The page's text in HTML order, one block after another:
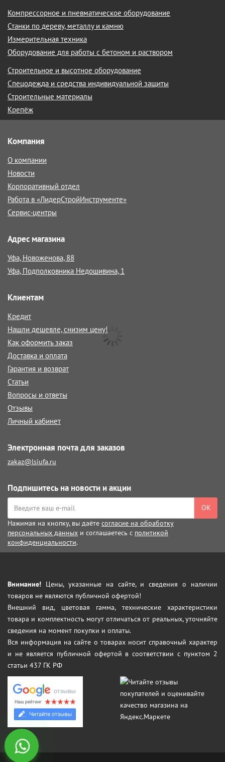
Компрессорное и пневматическое оборудование
Станки по дереву, металлу и камню
Измерительная техника
Оборудование для работы с бетоном и раствором
Строительное и высотное оборудование
Спецодежда и средства индивидуальной защиты
Строительные материалы
Крепёж
Компания
О компании
Новости
Корпоративный отдел
Работа в «ЛидерСтройИнструменте»
Сервис-центры
Адрес магазина
Уфа, Новоженова, 88
Уфа, Подполковника Недошивина, 1
Клиентам
Кредит
Нашли дешевле, снизим цену!
Как оформить заказ
Доставка и оплата
Гарантия и возврат
Статьи
Вопросы и ответы
Отзывы
Личный кабинет
Электронная почта для заказов
zakaz@lsiufa.ru
Подпишитесь на новости и акции
ОК
Нажимая на кнопку, вы даёте согласие на обработку
персональных данных и соглашаетесь с политикой
конфиденциальности.
Внимание! Цены, указанные на сайте, и сведения о наличии
товаров не являются публичной офертой!
Внешний вид, цветовая гамма, технические характеристики
товара и комплектность могут отличаться от реальных, уточняйте
сведения на момент покупки и оплаты.
Вся информация на сайте о товарах носит справочный характер
и не является публичной офертой в соответствии с пунктом 2
статьи 437 ГК РФ